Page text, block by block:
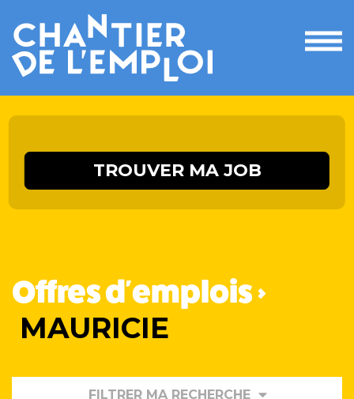
le
TROUVER MA JOB
Offres d'emplois >
MAURICIE
FILTRER MA RECHERCHE